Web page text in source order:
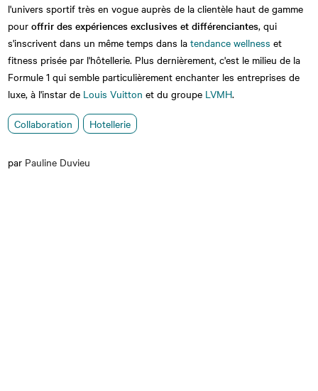
l'univers sportif très en vogue auprès de la clientèle haut de gamme
pouroffrir des expériences exclusives et différenciantes, qui
s'inscrivent dans un même temps dans latendance wellness et
fitness prisée par l'hôtellerie. Plus dernièrement, c'est le milieu de la
Formule 1 qui semble particulièrement enchanter les entreprises de
luxe, à l'instar de Louis Vuitton et du groupe LVMH.
Collaboration Hotellerie
par Pauline Duvieu